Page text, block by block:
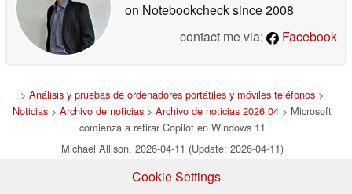
on Notebookchecksince 2008
contact me via:
Facebook
> Análisis y pruebas de ordenadores portátiles y móviles teléfonos >
Noticias > Archivo de noticias > Archivo de noticias 2026 04 > Microsoft
comienza a retirar Copilot en Windows 11
Michael Allison, 2026-04-11 (Update: 2026-04-11)
Cookie Settings